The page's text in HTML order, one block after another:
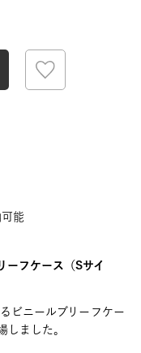
能
ーフケース（Sサイ
ビニールブリーフケー
しました。